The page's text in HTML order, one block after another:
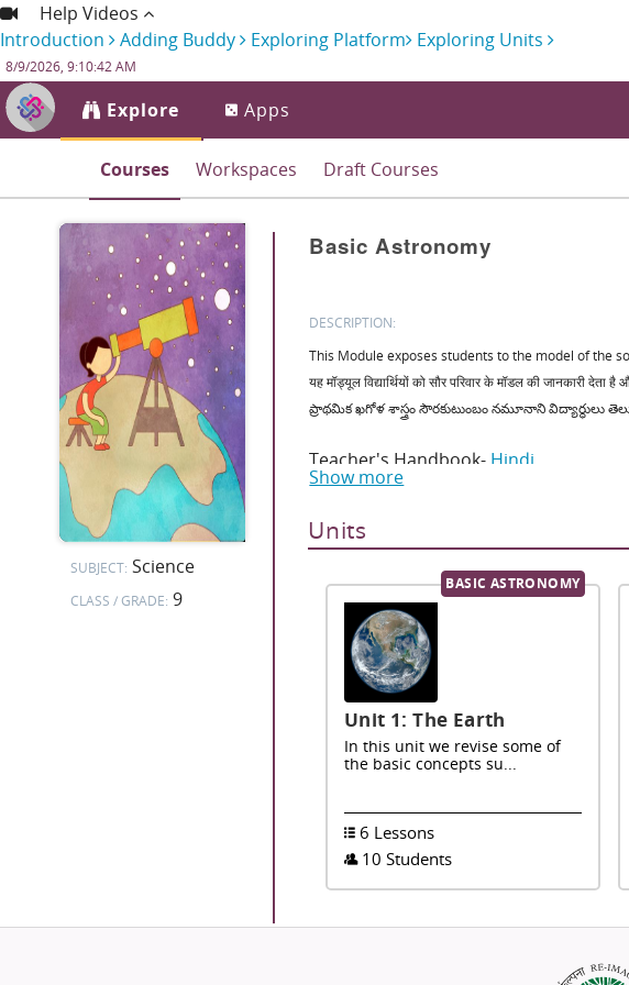
Help Videos
Introduction
Adding Buddy Exploring Platform Exploring Units
8/9/2026, 9:10:43 AM
Explore
Apps
Courses Workspaces Draft Courses
SUBJECT: Science
CLASS / GRADE: 9
Basic Astronomy
DESCRIPTION:
This Module exposes students to the model of the
यह मॉड्यूल विद्यार्थियों को सौर परिवार के मॉडल की जानकारी
ప్రాథమిక ఖగోళ శాస్త్రం సౌరకుటుంబం నమూనాని విద్యార్థులు
Teacher's Handbook- Hindi
Teacher's Handbook-
Show more
Units
BASIC ASTRONOMY
Unit 1: The Earth
In this unit we revise some of
the basic concepts su...
6 Lessons
10 Students